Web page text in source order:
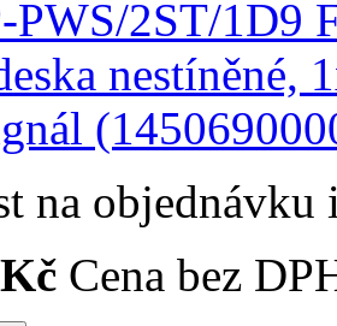
na objednávku
Cena bez